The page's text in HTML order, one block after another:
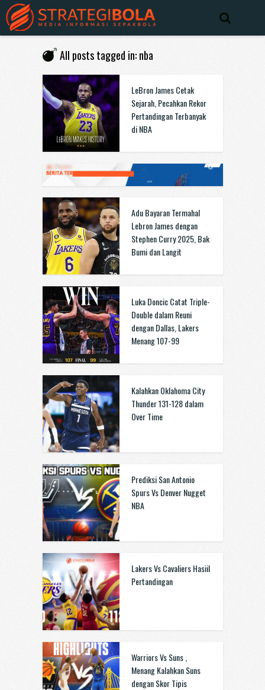
All posts tagged in: nba
LeBron James Cetak
Sejarah, Pecahkan Rekor
Pertandingan Terbanyak
di NBA
Adu Bayaran Termahal
Lebron James dengan
Stephen Curry 2025, Bak
Bumi dan Langit
Luka Doncic Catat Triple-
Double dalam Reuni
dengan Dallas, Lakers
Menang 107-99
Kalahkan Oklahoma City
Thunder 131-128 dalam
Over Time
Prediksi San Antonio
Spurs Vs Denver Nugget
NBA
Lakers Vs Cavaliers Hasiil
Pertandingan
Warriors Vs Suns ,
Menang Kalahkan Suns
dengan Skor Tipis